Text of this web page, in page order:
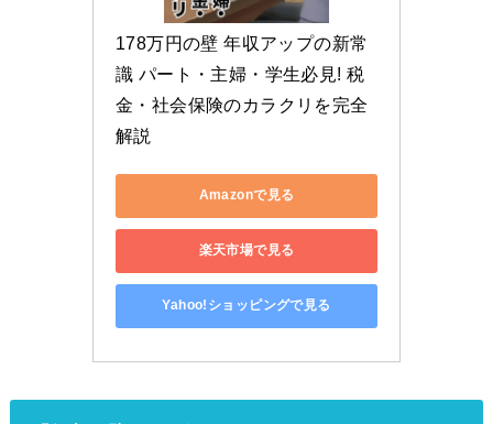
178万円の壁 年収アップの新常
識 パート・主婦・学生必見! 税
金・社会保険のカラクリを完全
解説
Amazonで見る
楽天市場で見る
Yahoo!ショッピングで見る